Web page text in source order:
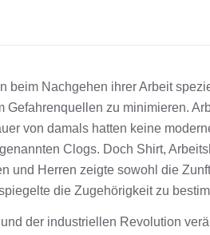
beim Nachgehen ihrer Arbeit
zu minimieren.
von damals hatten keine
Clogs. Doch Shirt,
und Herren zeigte sowohl die
die Zugehörigkeit zu
der industriellen Revolution